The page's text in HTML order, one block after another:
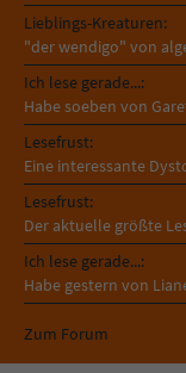
Lieblings-Kreaturen:
"der wendigo" von
Ich lese gerade...:
Habe soeben von
Lesefrust:
Eine interessante
Lesefrust:
Der aktuelle größte
Ich lese gerade...:
Habe gestern von
Zum Forum